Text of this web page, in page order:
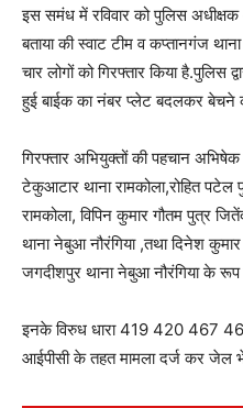
इस समंध में रविवार को पुलिस अधीक्षक
बताया की स्वाट टीम व कप्तानगंज
चार लोगों को गिरफ्तार किया है.पुलिस
हुई बाईक का नंबर प्लेट बदलकर बेचने
गिरफ्तार अभियुक्तों की पहचान
टेकुआटार थाना रामकोला,रोहित पटेल
रामकोला, विपिन कुमार गौतम पुत्र
थाना नेबुआ नौरंगिया ,तथा दिनेश
जगदीशपुर थाना नेबुआ नौरंगिया के
इनके विरुध धारा 419 420 467
आईपीसी के तहत मामला दर्ज कर जेल